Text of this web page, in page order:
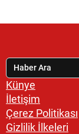
Künye
İletişim
Çerez Politikası
Gizlilik İlkeleri